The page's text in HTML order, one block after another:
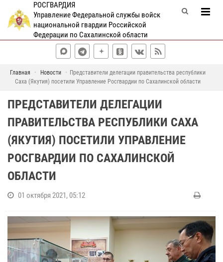
РОСГВАРДИЯ
Управление Федеральной службы войск
национальной гвардии Российской
Федерации по Сахалинской области
Главная Новости
Представители делегации правительства республики
Саха (Якутия) посетили Управление Росгвардии по Сахалинской области
ПРЕДСТАВИТЕЛИ ДЕЛЕГАЦИИ
ПРАВИТЕЛЬСТВА РЕСПУБЛИКИ САХА
(ЯКУТИЯ) ПОСЕТИЛИ УПРАВЛЕНИЕ
РОСГВАРДИИ ПО САХАЛИНСКОЙ
ОБЛАСТИ
01 октября 2021, 05:12